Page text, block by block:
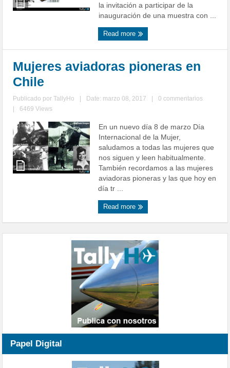
la invitación a participar de la
inauguración de una muestra con ...
Read more
Mujeres aviadoras pioneras en
Chile
Publicado porTallyHo Date: marzo 08, 2017
0 commentarios
6469 Views
En un nuevo día 8 de marzo Día
Internacional de la Mujer,
saludamos a todas las mujeres que
nos siguen y leen habitualmente.
También recordamos a las mujeres
aviadoras pioneras y las que hoy en
día tr ...
Read more
Papel Digital